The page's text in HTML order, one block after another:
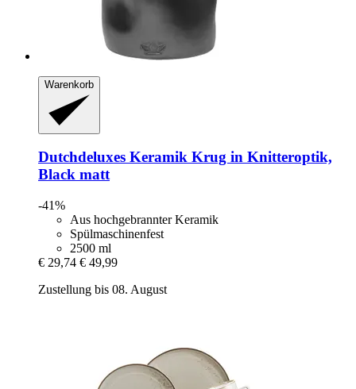
Warenkorb
Dutchdeluxes Keramik Krug in Knitteroptik,
Black matt
-41%
Aus hochgebrannter Keramik
Spülmaschinenfest
2500 ml
€ 29,74 € 49,99
Zustellung bis 08. August